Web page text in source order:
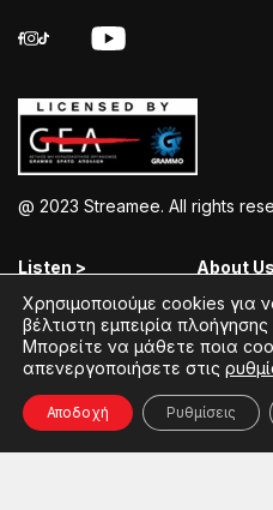
@ 2023 Streamee. All rights
Listen >
Streamee Radios
Moods
Radios
Podcasts
About
Policy
Terms of
Coins
Streamee
Χρησιμοποιούμε cookies για
βέλτιστη εμπειρία
Μπορείτε να μάθετε ποια
απενεργοποιήσετε στις
Αποδοχή Ρυθμίσεις